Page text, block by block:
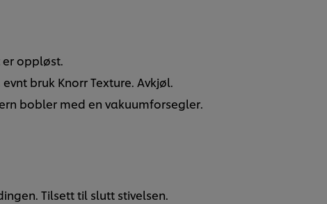
er oppløst.
bruk Knorr Texture. Avkjøl.
bobler med en vakuumforsegler.
Tilsett til slutt stivelsen.